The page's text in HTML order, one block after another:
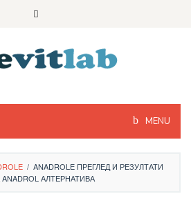
MENU
/ ANADROLE ПРЕГЛЕД И РЕЗУЛТАТИ
АЛТЕРНАТИВА